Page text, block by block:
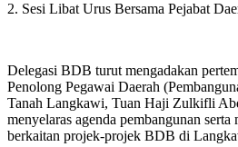
2. Sesi Libat Urus Bersama Pejabat
Delegasi BDB turut mengadakan
Penolong Pegawai Daerah
Tanah Langkawi, Tuan Haji Zulkifli
menyelaras agenda pembangunan serta
berkaitan projek-projek BDB di